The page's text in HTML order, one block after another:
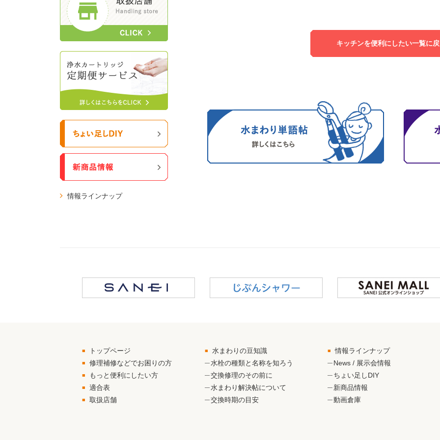
キッチンを便利にしたい一覧に
情報ラインナップ
トップページ
修理補修などでお困りの方
もっと便利にしたい方
適合表
取扱店舗
水まわりの豆知識
水栓の種類と名称を知ろう
交換修理のその前に
水まわり解決帖について
交換時期の目安
情報ラインナップ
News / 展示会情報
ちょい足しDIY
新商品情報
動画倉庫